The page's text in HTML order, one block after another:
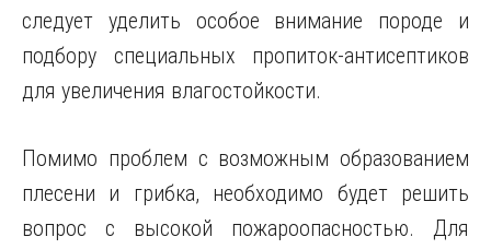
следует уделить особое внимание породе и
подбору специальных пропиток-антисептиков
для увеличения влагостойкости.
Помимо проблем с возможным образованием
плесени и грибка, необходимо будет решить
вопрос с высокой пожароопасностью. Для